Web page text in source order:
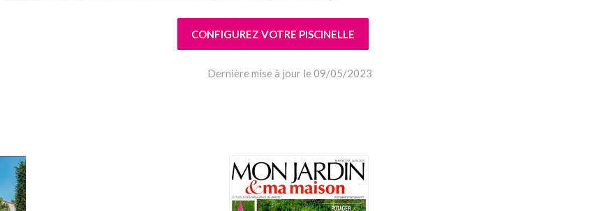
CONFIGUREZ VOTRE PISCINELLE
Dernière mise à jour le 09/05/2023